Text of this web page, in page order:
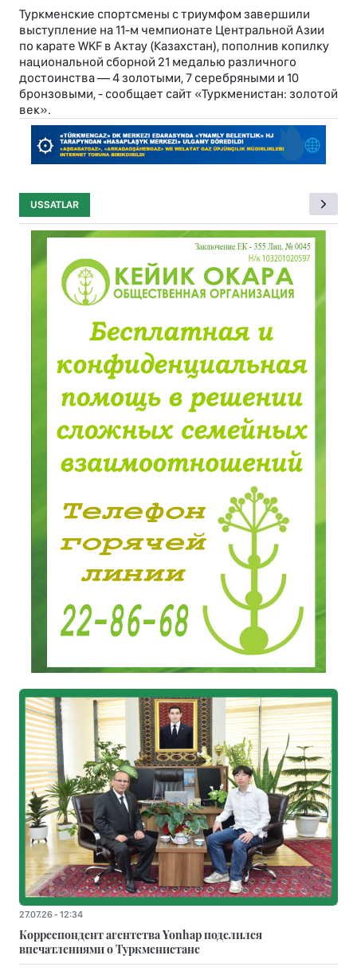
Туркменские спортсмены с триумфом завершили
выступление на 11-м чемпионате Центральной Азии
по карате WKF в Актау (Казахстан), пополнив копилку
национальной сборной 21 медалью различного
достоинства — 4 золотыми, 7 серебряными и 10
бронзовыми, - сообщает сайт «Туркменистан: золотой
век».
USSATLAR
27.07.26 - 12:34
Корреспондент агентства Yonhap поделился
впечатлениями о Туркменистане